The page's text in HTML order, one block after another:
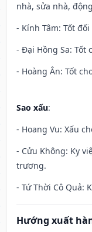
nhà, sửa nhà,
- Kính Tâm: Tốt
- Đại Hồng Sa: Tốt
- Hoàng Ân: Tốt
Sao xấu:
- Hoang Vu: Xấu
- Cửu Không: Kỵ
trương.
- Tứ Thời Cô Quả:
Hướng xuất